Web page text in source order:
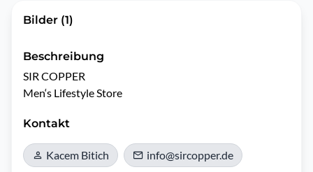
Bilder (1)
Beschreibung
SIR COPPER
Men‘s Lifestyle Store
Kontakt
Kacem Bitich info@sircopper.de